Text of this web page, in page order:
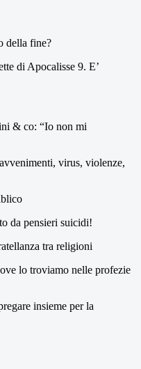
della fine?
di Apocalisse 9. E’
& co: “Io non mi
virus, violenze,
da pensieri suicidi!
tra religioni
lo troviamo nelle profezie
insieme per la